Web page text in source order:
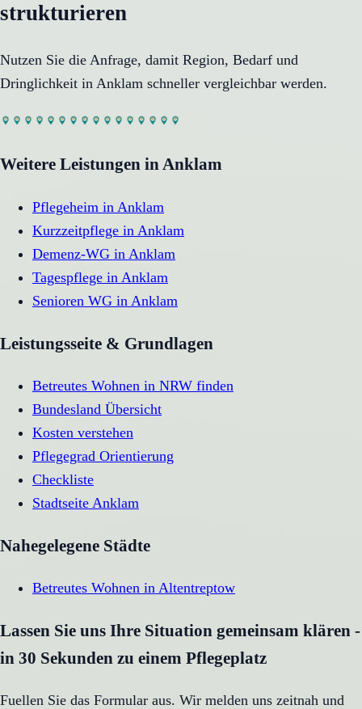
strukturieren
Nutzen Sie die Anfrage, damit Region, Bedarf und
Dringlichkeit in Anklam schneller vergleichbar werden.
Weitere Leistungen inAnklam
Pflegeheim in Anklam
Kurzzeitpflege in Anklam
Demenz-WG in Anklam
Tagespflege in Anklam
Senioren WG in Anklam
Leistungsseite & Grundlagen
Betreutes Wohnen in NRW finden
Bundesland Übersicht
Kosten verstehen
Pflegegrad Orientierung
Checkliste
Stadtseite Anklam
Nahegelegene Städte
Betreutes Wohnen in Altentreptow
Lassen Sie uns Ihre Situation gemeinsam klären -
in 30 Sekunden zu einem Pflegeplatz
Fuellen Sie das Formular aus. Wir melden uns zeitnah und